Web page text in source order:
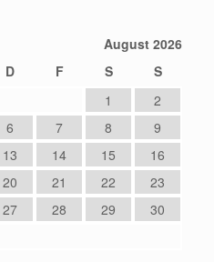
August 2026
D F S
S
1
2
6 7 8
9
13 14 15
16
20 21 22
23
27 28 29
30